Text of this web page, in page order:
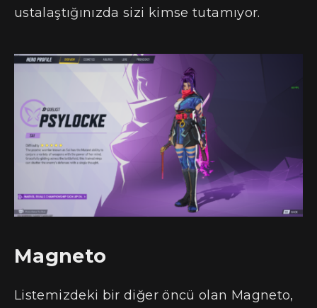
ustalaştığınızda sizi kimse tutamıyor.
Magneto
Listemizdeki bir diğer öncü olan Magneto,